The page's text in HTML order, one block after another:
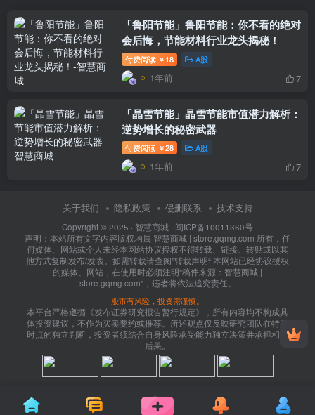
「鲁阳节能」鲁阳节能：你不看的绝对
会后悔，节能材料行业龙头揭秘！
付费阅读 ￥ 18 A股
1年前 7
「晶雪节能」晶雪节能市值潜力解析：
逆势增长的秘密武器
付费阅读 ￥28 A股
1年前 7
关于我们 隐私政策 侵删联系 技术支持
Copyright © 2025 · 智慧商城 · 闽ICP备10011360号
声明：本站所有文字内容版权均属 智慧商城 | store.gqmg.com 所有，任
何媒体、网站或个人未经本网站协议授权不得转载、链接、转贴或以其
他方式复制发布/发表。如需转载请查阅”转载声明“ 本网站已经协议授权
的媒体、网站，在使用时必须注明"稿件来源：智慧商城 |
store.gqmg.com"，违者将依法追究责任。
股市有风险，投资需谨慎。
本平台严格遵循《发布证券研究报告暂行规定》，所有内容均不构成具
体投资建议，不作为买卖要约或推荐。所述观点仅反映研究团队在特定
时点的独立判断，投资者须结合自身风险承受能力独立决策并承担相应
后果。